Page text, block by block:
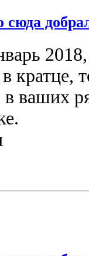
сюда
кратце,
в ваших